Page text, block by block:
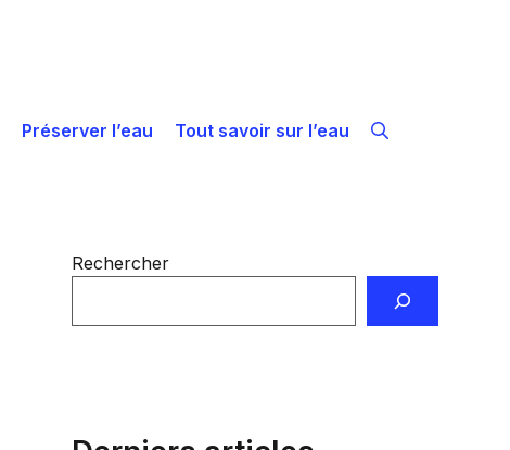
Préserver l’eau Tout savoir sur l’eau
Rechercher